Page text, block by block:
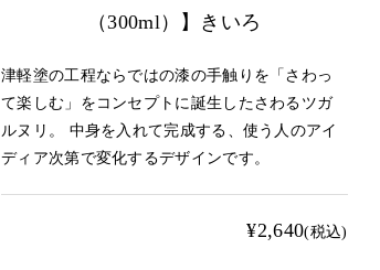
（300ml）】きいろ
津軽塗の工程ならではの漆の手触りを「さわっ
て楽しむ」をコンセプトに誕生したさわるツガ
ルヌリ。 中身を入れて完成する、使う人のアイ
ディア次第で変化するデザインです。
¥2,640(税込)